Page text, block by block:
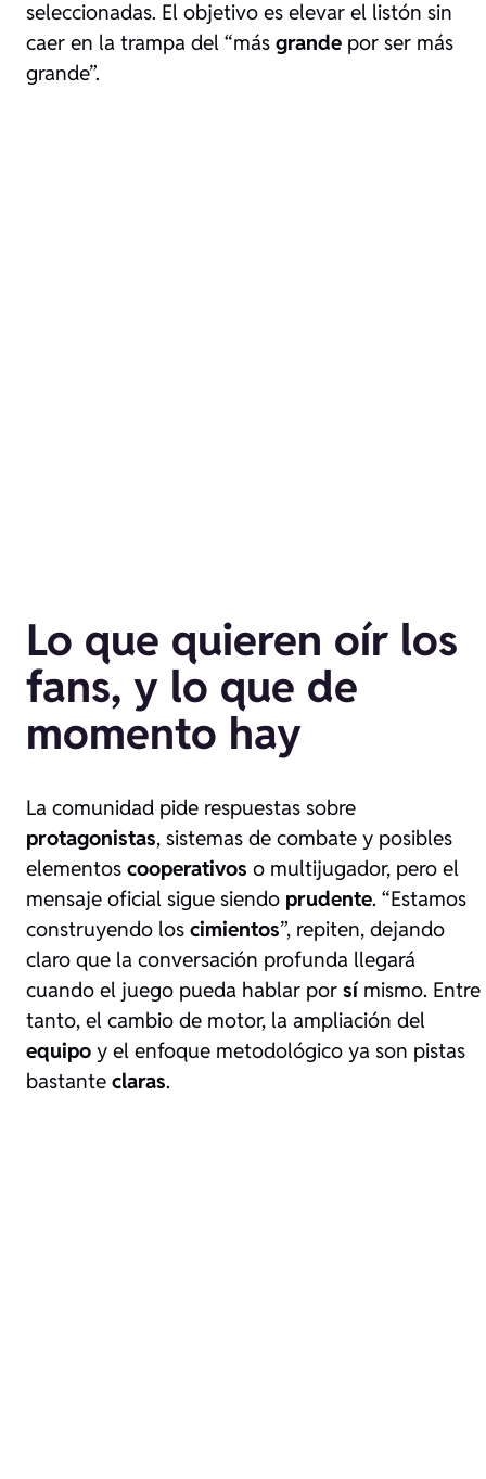
seleccionadas. El objetivo es elevar el listón sin
caer en la trampa del “más grande por ser más
grande”.
Lo que quieren oír los
fans, y lo que de
momento hay
La comunidad pide respuestas sobre
protagonistas, sistemas de combate y posibles
elementos cooperativos o multijugador, pero el
mensaje oficial sigue siendo prudente. “Estamos
construyendo los cimientos”, repiten, dejando
claro que la conversación profunda llegará
cuando el juego pueda hablar por símismo. Entre
tanto, el cambio de motor, la ampliación del
equipo y el enfoque metodológico ya son pistas
bastante claras.